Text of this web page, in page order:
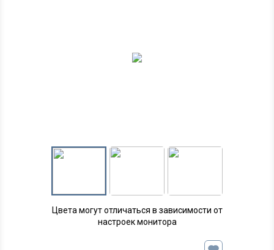
Цвета могут отличаться в зависимости от
настроек монитора